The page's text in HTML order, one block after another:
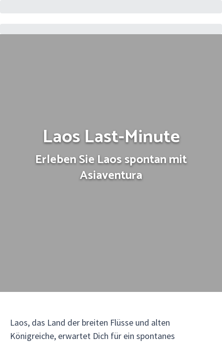
Laos Last-Minute
Erleben Sie Laos spontan mit
Asiaventura
Laos, das Land der breiten Flüsse und alten
Königreiche, erwartet Dich für ein spontanes